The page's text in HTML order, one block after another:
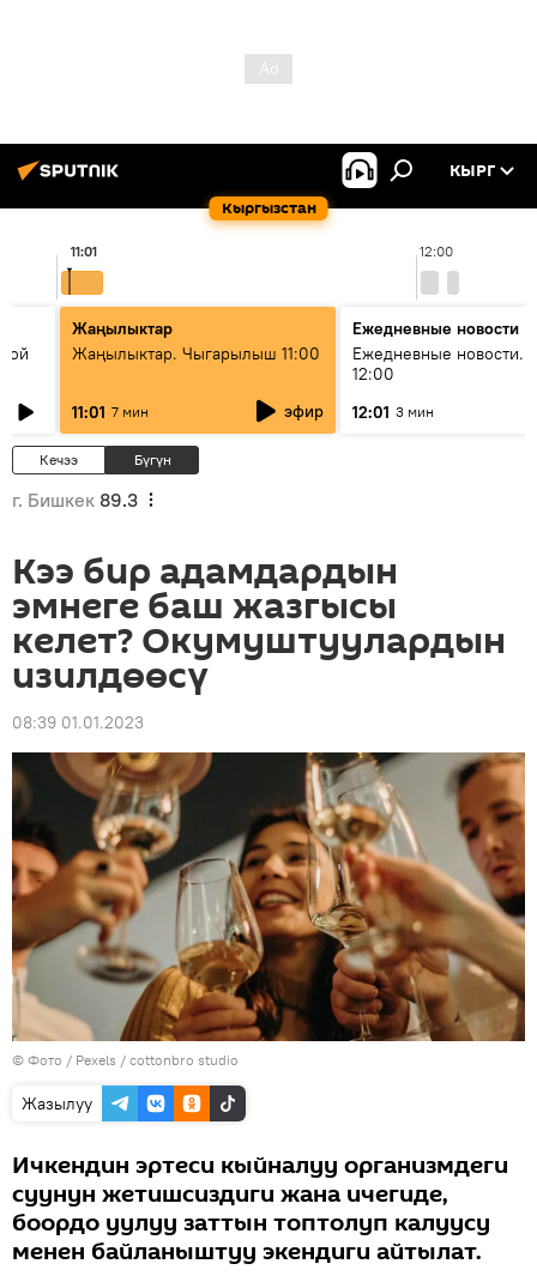
Кыргызстан
КЫРГ
12:00
11:01
Жаңылыктар
Жаңылыктар. Чыгарылыш 11:00
11:01 7 мин эфир
Ежедневные новости
Ежедневные новости.
12:00
12:01 3 мин
Кечээ Бүгүн
г. Бишкек 89.3
Кээ бир адамдардын
эмнеге баш жазгысы
келет? Окумуштуулардын
изилдөөсү
08:39 01.01.2023
© Фото / Pexels / cottonbro studio
Жазылуу
Ичкендин эртеси кыйналуу организмдеги
суунун жетишсиздиги жана ичегиде,
боордо уулуу заттын топтолуп калуусу
менен байланыштуу экендиги айтылат.